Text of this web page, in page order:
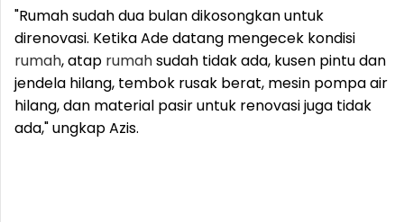
"Rumah sudah dua bulan dikosongkan untuk
direnovasi. Ketika Ade datang mengecek kondisi
rumah, atap rumahsudah tidak ada, kusen pintu dan
jendela hilang, tembok rusak berat, mesin pompa air
hilang, dan material pasir untuk renovasi juga tidak
ada," ungkap Azis.